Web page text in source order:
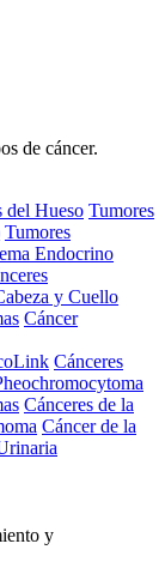
de cáncer.
del Hueso Tumores
Tumores
Endocrino
y Cuello
Cáncer
Cánceres
Cánceres de la
Cáncer de la
y